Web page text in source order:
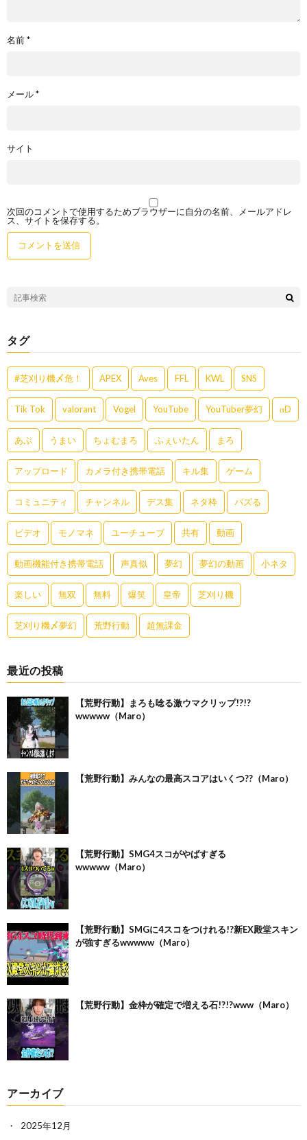
名前*
メール*
サイト
次回のコメントで使用するためブラウザーに自分の名前、メールアドレ
ス、サイトを保存する。
タグ
#芝刈り機〆危！ APEX Aves FFL KWL SNS
Tik Tok valorant Vogel YouTube YouTuber夢幻 αD
あぶ うまい ちょむまろ ふぇいたん まろ
アップロード カメラ付き携帯電話 キル集 ゲーム
コミュニティ チャンネル デス集 ネタ枠 バズる
ビデオ モノマネ ユーチューブ 共有 動画
動画機能付き携帯電話 声真似 夢幻 夢幻の動画 小ネタ
楽しい 無双 無料 爆笑 皇帝 芝刈り機
芝刈り機〆夢幻 荒野行動 超無課金
最近の投稿
【荒野行動】まろも唸る激ウマクリップ!?!?
wwwww（Maro）
【荒野行動】みんなの最高スコアはいくつ??（Maro）
【荒野行動】SMG4スコがやばすぎる
wwwww（Maro）
【荒野行動】SMGに4スコをつけれる!?新EX殿堂スキン
が強すぎるwwwww（Maro）
【荒野行動】金枠が確定で増える石!?!?www（Maro）
アーカイブ
2025年12月